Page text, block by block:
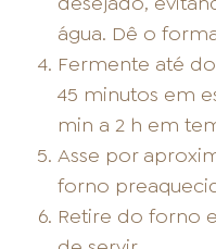
água. Dê o
Fermente até
45 minutos em
min a 2 h em
Asse por
forno
Retire do forno